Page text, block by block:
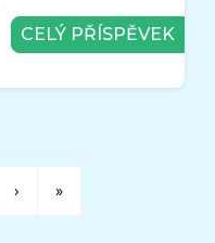
CELÝ PŘÍSPĚVEK
› »